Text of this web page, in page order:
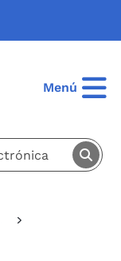
Menú